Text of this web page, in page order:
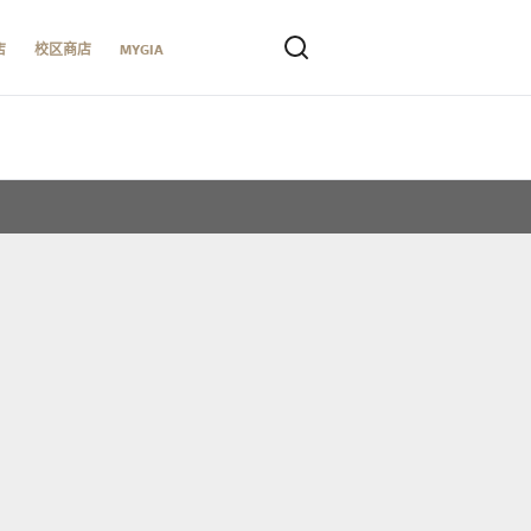
校区商店 MYGIA